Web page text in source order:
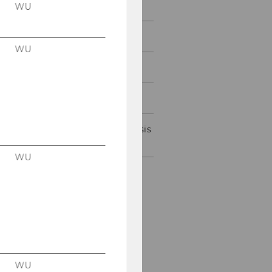
Wire Stammtisch
Praktikumsbörse
CERHA HEMPEL Best Thesis
WU
WU
WU
WU